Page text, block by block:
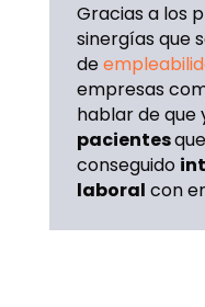
Gracias a los
sinergías que
de
empresas
hablar de que
pacientes
conseguido
laboral con